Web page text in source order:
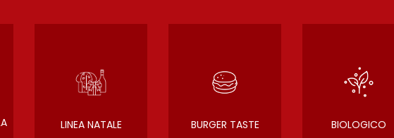
LINEA NATALE BURGER TASTE BIOLOGICO